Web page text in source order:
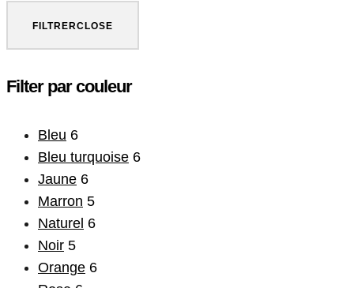
FILTRERCLOSE
Filter par couleur
Bleu 6
Bleu turquoise 6
Jaune 6
Marron 5
Naturel 6
Noir 5
Orange 6